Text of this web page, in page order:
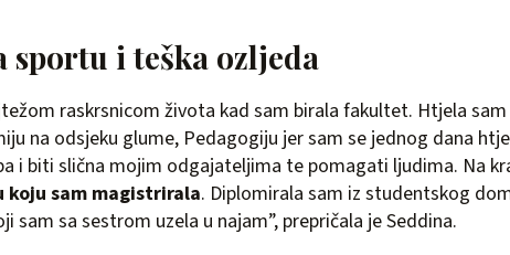
sportu i teška ozljeda
raskrsnicom života kad sam birala fakultet. Htjela
na odsjeku glume, Pedagogiju jer sam se jednog dana
i biti slična mojim odgajateljima te pomagati ljudima. Na
koju sam magistrirala. Diplomirala sam iz studentskog
sam sa sestrom uzela u najam”, prepričala je Seddina.